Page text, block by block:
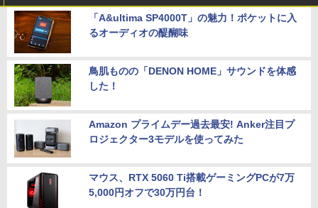
「A&ultima SP4000T」の魅力！ポケットに入
るオーディオの醍醐味
鳥肌ものの「DENON HOME」サウンドを体感
した！
Amazon プライムデー過去最安! Anker注目プ
ロジェクター3モデルを使ってみた
マウス、RTX 5060 Ti搭載ゲーミングPCが7万
5,000円オフで30万円台！